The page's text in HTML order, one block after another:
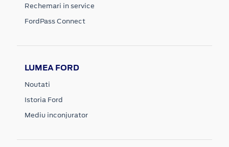
Rechemari in service
FordPass Connect
LUMEA FORD
Noutati
Istoria Ford
Mediu inconjurator